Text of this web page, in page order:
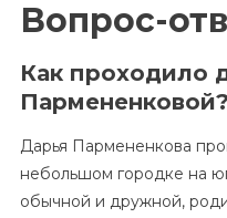
Вопрос-
Как проходило
Пармененковой?
Дарья Пармененкова
небольшом городке на
обычной и дружной,